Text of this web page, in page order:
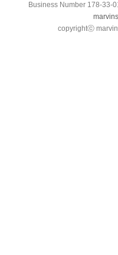
Business Number 178-33-
copyrightⓒ